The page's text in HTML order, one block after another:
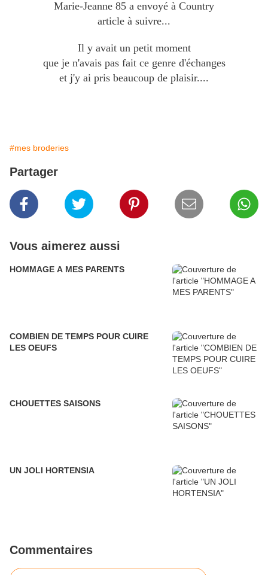
Marie-Jeanne 85 a envoyé à Country
article à suivre...
Il y avait un petit moment
que je n'avais pas fait ce genre d'échanges
et j'y ai pris beaucoup de plaisir....
#mes broderies
Partager
Vous aimerez aussi
HOMMAGE A MES PARENTS
COMBIEN DE TEMPS POUR CUIRE
LES OEUFS
CHOUETTES SAISONS
UN JOLI HORTENSIA
Commentaires